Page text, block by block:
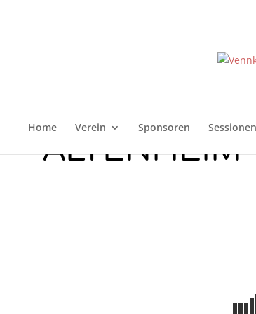
Home Verein Sponsoren Sessionen
ALTENHEIM